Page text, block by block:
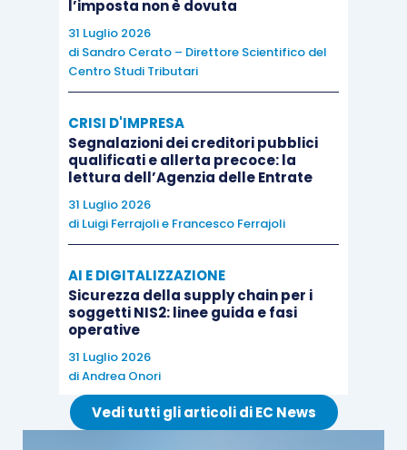
d’acquisto errate.
Nella specie, l’istante, società svizzera con
dell’Iva assolta sugli acquisti effettuati in Spagna,
ma le Autorità fiscali locali hanno escluso la
restituzione dell’imposta, in quanto le fatture
d’acquisto risultavano
società svizzera, ma alla sua posizione Iva
spagnola.
Siccome tali fatture non sono state corrette
entro il termine indicato dalle Autorità fiscali,
queste ultime hanno emanato il
di diniego del rimborso
stato contestatodalla società entro il termine
appositamente stabilito,diventando pertanto
l’imposta non è dovuta
31 Luglio 2026
di Sandro Cerato – Direttore Scientifico del
Centro Studi Tributari
CRISI D'IMPRESA
Segnalazioni dei creditori pubblici
qualificati e allerta precoce: la
lettura dell’Agenzia delle Entrate
31 Luglio 2026
di Luigi Ferrajolie Francesco Ferrajoli
AI E DIGITALIZZAZIONE
Sicurezza della supply chain per i
soggetti NIS2: linee guida e fasi
operative
31 Luglio 2026
diAndrea Onori
Vedi tutti gli articoli di EC News